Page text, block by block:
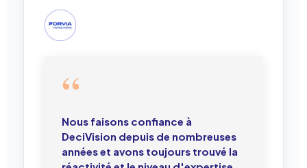
Nous faisons confiance à
DeciVision depuis de nombreuses
années et avons toujours trouvé la